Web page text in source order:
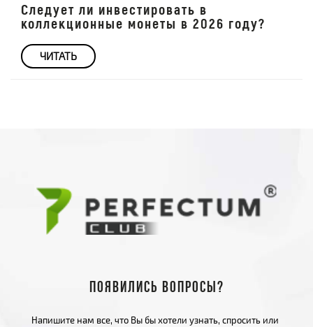
Следует ли инвестировать в
коллекционные монеты в 2026 году?
ЧИТАТЬ
Появились вопросы?
Напишите нам все, что Вы бы хотели узнать, спросить или